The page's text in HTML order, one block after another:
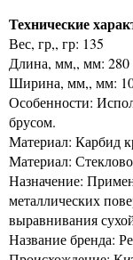
Технические
Вес, гр,, гр: 135
Длина, мм,, мм: 280
Ширина, мм,, мм:
Особенности:
брусом.
Материал: Карбид
Материал:
Назначение:
металлических
выравнивания
Название бренда: